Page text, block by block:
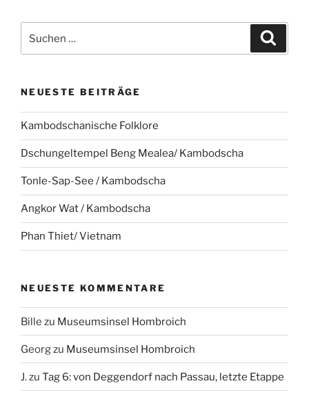
nach:
NEUESTE BEITRÄGE
Kambodschanische Folklore
Dschungeltempel Beng Mealea/ Kambodscha
Tonle-Sap-See / Kambodscha
Angkor Wat / Kambodscha
Phan Thiet/ Vietnam
NEUESTE KOMMENTARE
Bille zu Museumsinsel Hombroich
Georgzu Museumsinsel Hombroich
J.zu Tag 6: von Deggendorf nach Passau, letzte Etappe